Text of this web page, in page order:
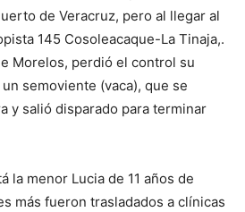
de Veracruz, pero al llegar al
145 Cosoleacaque-La Tinaja,.
Morelos, perdió el control su
semoviente (vaca), que se
y salió disparado para terminar
la menor Lucia de 11 años de
más fueron trasladados a clínicas